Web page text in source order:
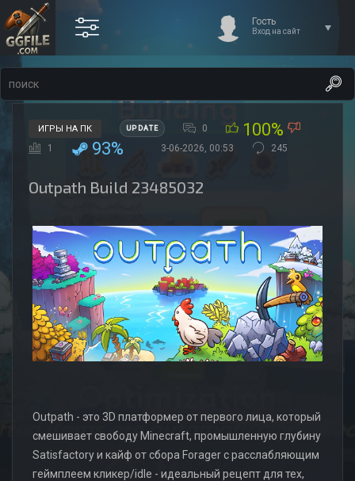
Гость
Вход на сайт
ИГРЫ НА ПК UPDATE 0 100%
1 93% 3-06-2026, 00:53 245
Outpath Build 23485032
Outpath - это 3D платформер от первого лица, который
смешивает свободу Minecraft, промышленную глубину
Satisfactory и кайф от сбора Forager с расслабляющим
геймплеем кликер/idle - идеальный рецепт для тех,